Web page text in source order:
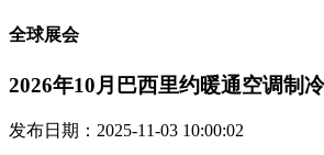
全球展会
2026年10月巴西里约暖通空调制
发布日期：2025-11-03 10:00:02